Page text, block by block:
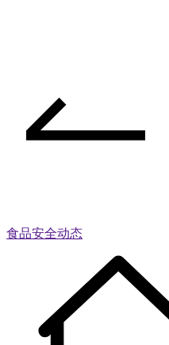
食品安全动态